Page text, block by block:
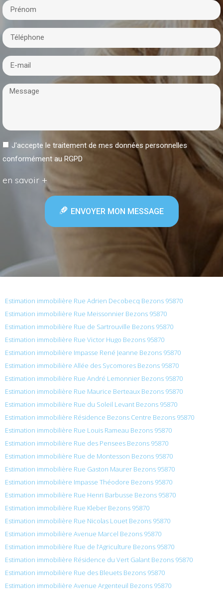
J'accepte le traitement de mes données personnelles
conformément au RGPD
en savoir +
ENVOYER MON MESSAGE
Estimation immobilière Rue Adrien Decobecq Bezons 95870
Estimation immobilière Rue Meissonnier Bezons 95870
Estimation immobilière Rue de Sartrouville Bezons 95870
Estimation immobilière Rue Victor Hugo Bezons 95870
Estimation immobilière Impasse René Jeanne Bezons 95870
Estimation immobilière Allée des Sycomores Bezons 95870
Estimation immobilière Rue André Lemonnier Bezons 95870
Estimation immobilière Rue Maurice Berteaux Bezons 95870
Estimation immobilière Rue du Soleil Levant Bezons 95870
Estimation immobilière Résidence Bezons Centre Bezons 95870
Estimation immobilière Rue Louis Rameau Bezons 95870
Estimation immobilière Rue des Pensees Bezons 95870
Estimation immobilière Rue de Montesson Bezons 95870
Estimation immobilière Rue Gaston Maurer Bezons 95870
Estimation immobilière Impasse Théodore Bezons 95870
Estimation immobilière Rue Henri Barbusse Bezons 95870
Estimation immobilière Rue Kleber Bezons 95870
Estimation immobilière Rue Nicolas Louet Bezons 95870
Estimation immobilière Avenue Marcel Bezons 95870
Estimation immobilière Rue de l’Agriculture Bezons 95870
Estimation immobilière Résidence du Vert Galant Bezons 95870
Estimation immobilière Rue des Bleuets Bezons 95870
Estimation immobilière Avenue Argenteuil Bezons 95870